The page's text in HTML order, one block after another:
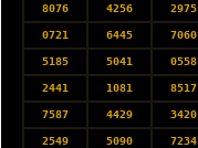
8076 4256 2975
0721 6445 7060
5185 5041 0558
2441 1081 8517
7587 4429 3420
2549 5090 7234